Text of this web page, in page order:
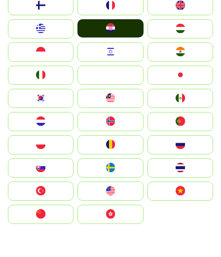
United Kingdom
Magyarország
South Korea
United States
中國香港特別行政區